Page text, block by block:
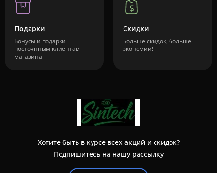
Подарки
Бонусы и подарки
постоянным клиентам
магазина
Скидки
Больше скидок, больше
экономии!
Хотите быть в курсе всех акций и скидок?
Подпишитесь на нашу рассылку